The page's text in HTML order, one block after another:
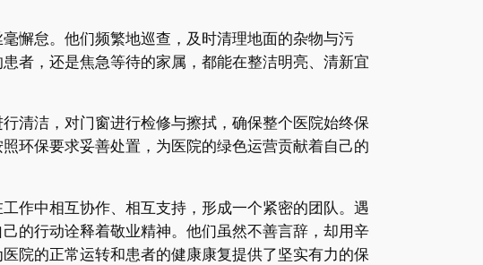
懈怠。他们频繁地巡查，及时清理地面的杂物与污
者，还是焦急等待的家属，都能在整洁明亮、清新宜
清洁，对门窗进行检修与擦拭，确保整个医院始终保
环保要求妥善处置，为医院的绿色运营贡献着自己的
作中相互协作、相互支持，形成一个紧密的团队。遇
的行动诠释着敬业精神。他们虽然不善言辞，却用辛
院的正常运转和患者的健康康复提供了坚实有力的保